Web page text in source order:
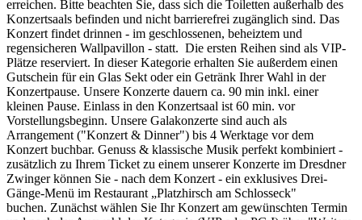
erreichen. Bitte beachten Sie, dass sich die Toiletten außerhalb des
Konzertsaals befinden und nicht barrierefrei zugänglich sind. Das
Konzert findet drinnen - im geschlossenen, beheiztem und
regensicheren Wallpavillon - statt. Die ersten Reihen sind als VIP-
Plätze reserviert. In dieser Kategorie erhalten Sie außerdem einen
Gutschein für ein Glas Sekt oder ein Getränk Ihrer Wahl in der
Konzertpause. Unsere Konzerte dauern ca. 90 min inkl. einer
kleinen Pause. Einlass in den Konzertsaal ist 60 min. vor
Vorstellungsbeginn. Unsere Galakonzerte sind auch als
Arrangement ("Konzert & Dinner") bis 4 Werktage vor dem
Konzert buchbar. Genuss & klassische Musik perfekt kombiniert -
zusätzlich zu Ihrem Ticket zu einem unserer Konzerte im Dresdner
Zwinger können Sie - nach dem Konzert - ein exklusives Drei-
Gänge-Menü im Restaurant „Platzhirsch am Schlosseck"
buchen. Zunächst wählen Sie Ihr Konzert am gewünschten Termin